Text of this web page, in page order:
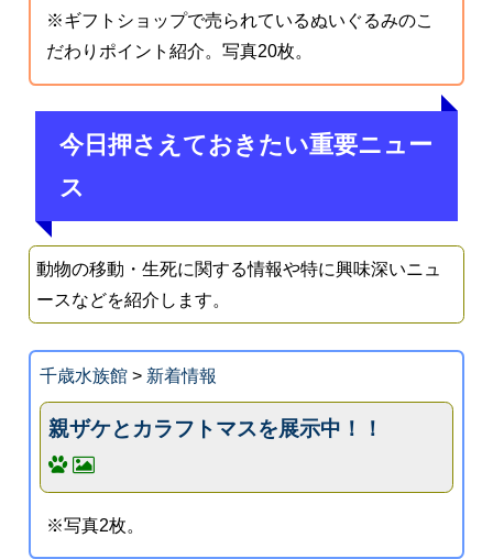
※ギフトショップで売られているぬいぐるみのこ
だわりポイント紹介。写真20枚。
今日押さえておきたい重要ニュー
ス
動物の移動・生死に関する情報や特に興味深いニュ
ースなどを紹介します。
千歳水族館> 新着情報
親ザケとカラフトマスを展示中！！
※写真2枚。